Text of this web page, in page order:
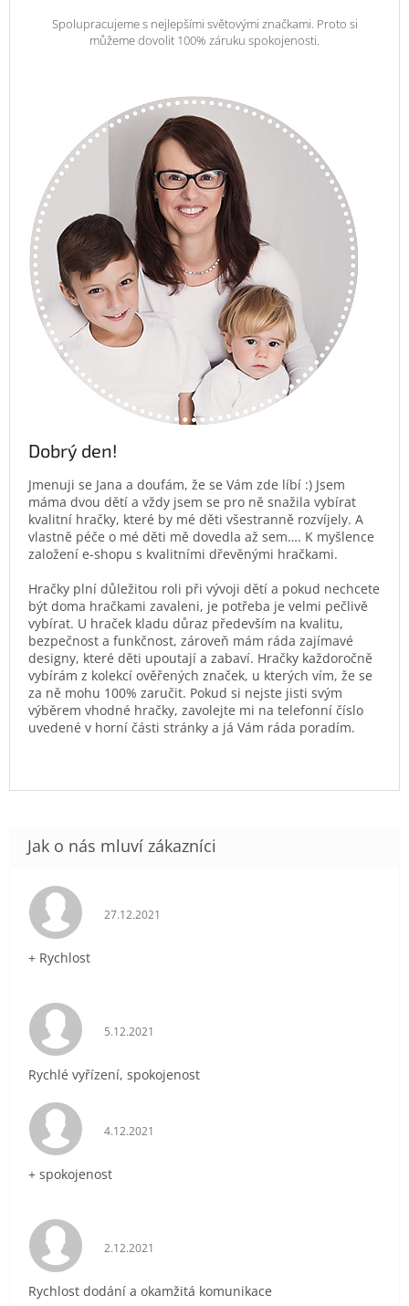
Spolupracujeme s nejlepšími světovými značkami. Proto si
můžeme dovolit 100% záruku spokojenosti.
Dobrý den!
Jmenuji se Jana a doufám, že se Vám zde líbí :) Jsem
máma dvou dětí a vždy jsem se pro ně snažila vybírat
kvalitní hračky, které by mé děti všestranně rozvíjely. A
vlastně péče o mé děti mě dovedla až sem…. K myšlence
založení e-shopu s kvalitními dřevěnými hračkami.
Hračky plní důležitou roli při vývoji dětí a pokud nechcete
být doma hračkami zavaleni, je potřeba je velmi pečlivě
vybírat. U hraček kladu důraz především na kvalitu,
bezpečnost a funkčnost, zároveň mám ráda zajímavé
designy, které děti upoutají a zabaví. Hračky každoročně
vybírám z kolekcí ověřených značek, u kterých vím, že se
za ně mohu 100% zaručit. Pokud si nejste jisti svým
výběrem vhodné hračky, zavolejte mi na telefonní číslo
uvedené v horní části stránky a já Vám ráda poradím.
Hodnocení obchodu je 5 z 5 hvězdiček.
27.12.2021
+ Rychlost
Hodnocení obchodu je 5 z 5 hvězdiček.
5.12.2021
Rychlé vyřízení, spokojenost
Hodnocení obchodu je 5 z 5 hvězdiček.
4.12.2021
+ spokojenost
Hodnocení obchodu je 5 z 5 hvězdiček.
2.12.2021
Rychlost dodání a okamžitá komunikace